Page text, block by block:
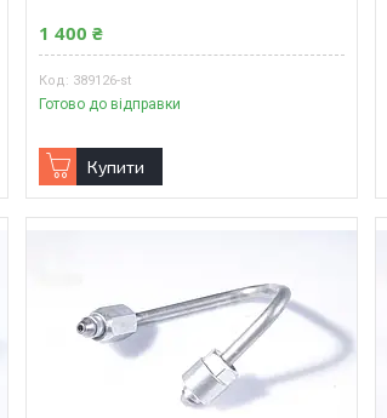
1 400 ₴
389126-st
Готово до відправки
Купити